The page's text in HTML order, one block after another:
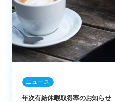
ニュース
年次有給休暇取得率のお知らせ